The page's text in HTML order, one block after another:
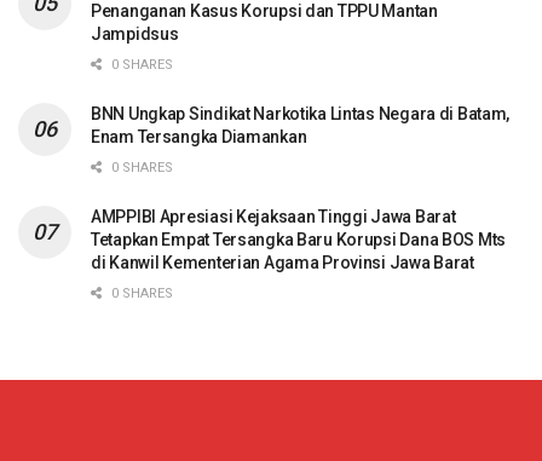
Penanganan Kasus Korupsi dan TPPU Mantan
Jampidsus
0 SHARES
BNN Ungkap Sindikat Narkotika Lintas Negara di Batam,
Enam Tersangka Diamankan
0 SHARES
AMPPIBI Apresiasi Kejaksaan Tinggi Jawa Barat
Tetapkan Empat Tersangka Baru Korupsi Dana BOS Mts
di Kanwil Kementerian Agama Provinsi Jawa Barat
0 SHARES